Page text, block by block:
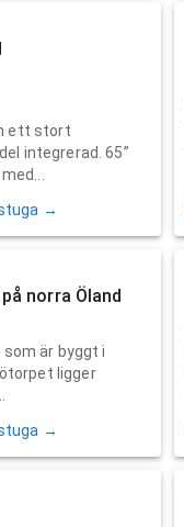
ett stort
integrerad. 65”
→
norra Öland
är byggt i
ligger
→